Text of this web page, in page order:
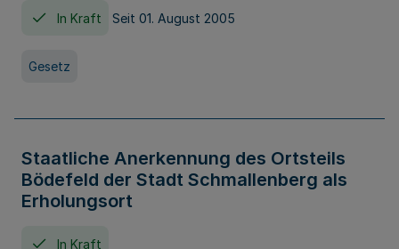
In Kraft Seit 01. August 2005
Gesetz
Staatliche Anerkennung des Ortsteils
Bödefeld der Stadt Schmallenberg als
Erholungsort
In Kraft